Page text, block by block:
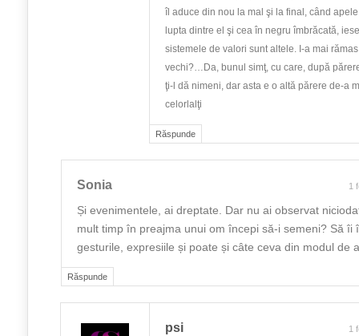
Răspunde
îl aduce din nou la mal şi la final, când
lupta dintre el şi cea în negru îmbrăcată,
sistemele de valori sunt altele. I-a mai
vechi?…Da, bunul simţ, cu care, după
ţi-l dă nimeni, dar asta e o altă părere de-a
celorlalţi
Răspunde
Sonia 1
Și evenimentele, ai dreptate. Dar nu ai observat
mult timp în preajma unui om începi să-i semeni? Să îi
gesturile, expresiile și poate și câte ceva din modul de
psi 1